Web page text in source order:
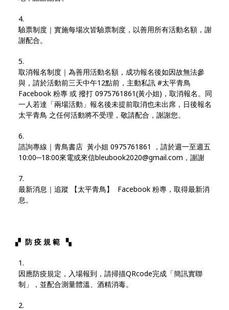
驗票制度｜實施每場次皆驗票制度，以善用所有活動名額，謝
謝配合。
取消報名制度｜為善用活動名額，成功報名後如因故無法參
與，請於活動前三天中午12點前，主動私訊 #太平青鳥
Facebook 粉專 或 撥打 0975761861(黃小姐)，取消報名。同
一人若達「兩場活動」報名後未提前取消也未出席，日後報名
太平青鳥 之任何活動將不受理，敬請配合，謝謝您。
諮詢專線｜青鳥書店 黃小姐 0975761861 ，請於週一至週五
10:00─18:00來電或來信bleubook2020@gmail.com，謝謝
最新消息｜​追蹤 【太平青鳥】 Facebook 粉專，取得最新消
息。​
▞​ ​防 疫 規 範 ​ ▚
因應防疫規定，入場報到，請掃描QRcode完成「簡訊實聯
制」，並配合測量體溫、酒精消毒。​